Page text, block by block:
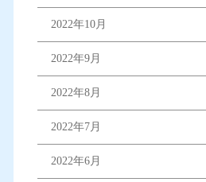
2022年10月
2022年9月
2022年8月
2022年7月
2022年6月